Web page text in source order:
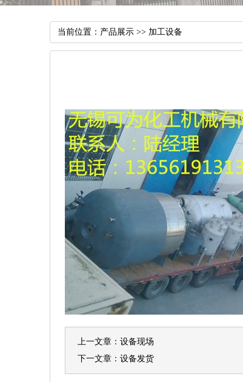
当前位置： 产品展示 >> 加工设备
上一文章： 设备现场
下一文章： 设备发货